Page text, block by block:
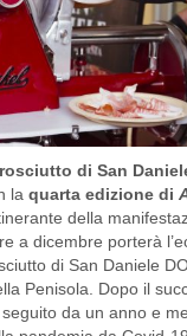
di San
la quarta edizione di
della
a dicembre porterà
di San Daniele
Penisola. Dopo il
seguito da un anno e